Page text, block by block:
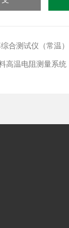
合测试仪（常温）
高温电阻测量系统